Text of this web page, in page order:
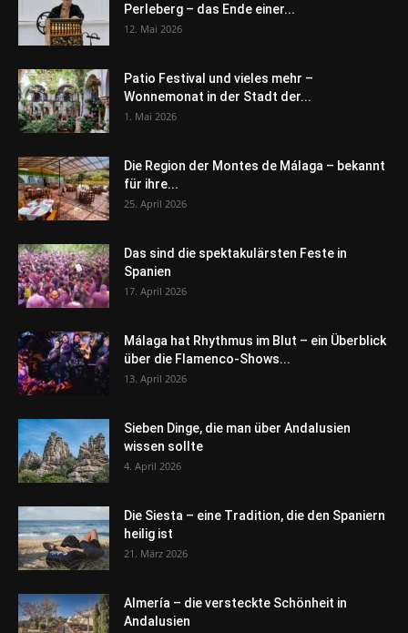
Perleberg – das Ende einer...
12. Mai 2026
Patio Festival und vieles mehr –
Wonnemonat in der Stadt der...
1. Mai 2026
Die Region der Montes de Málaga – bekannt
für ihre...
25. April 2026
Das sind die spektakulärsten Feste in
Spanien
17. April 2026
Málaga hat Rhythmus im Blut – ein Überblick
über die Flamenco-Shows...
13. April 2026
Sieben Dinge, die man über Andalusien
wissen sollte
4. April 2026
Die Siesta – eine Tradition, die den Spaniern
heilig ist
21. März 2026
Almería – die versteckte Schönheit in
Andalusien